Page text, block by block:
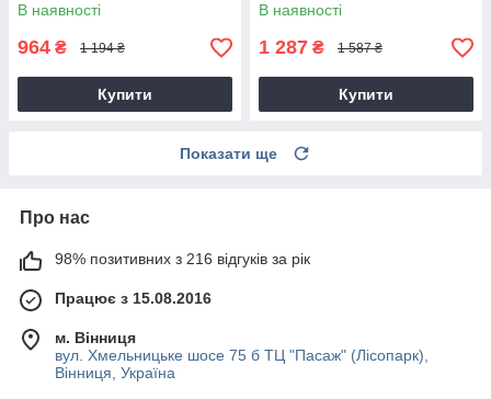
В наявності
964 ₴ 1 194 ₴
Купити
В наявності
1 287 ₴ 1 587 ₴
Купити
Показати ще
Про нас
98% позитивних з 216 відгуків за рік
Працює з 15.08.2016
м. Вінниця
вул. Хмельницьке шосе 75 б ТЦ "Пасаж" (Лісопарк),
Вінниця, Україна